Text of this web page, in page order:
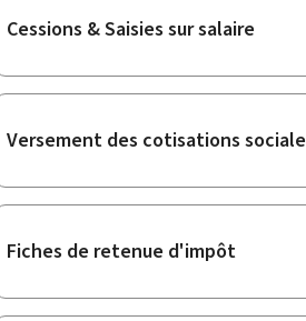
Cessions & Saisies sur salaire
Versement des cotisations
Fiches de retenue d'impôt